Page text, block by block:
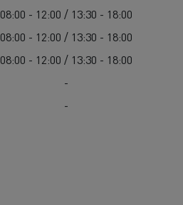
08:00 - 12:00 / 13:30 - 18:00
08:00 - 12:00 / 13:30 - 18:00
08:00 - 12:00 / 13:30 - 18:00
-
-